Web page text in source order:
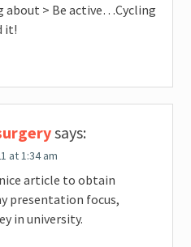
> Be active…Cycling
it!
says:
at 1:34 am
article to obtain
presentation focus,
in university.